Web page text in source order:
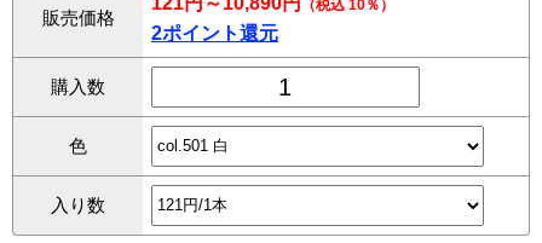
販売価格
（税込 10％）
2ポイント還元
購入数
色
入り数